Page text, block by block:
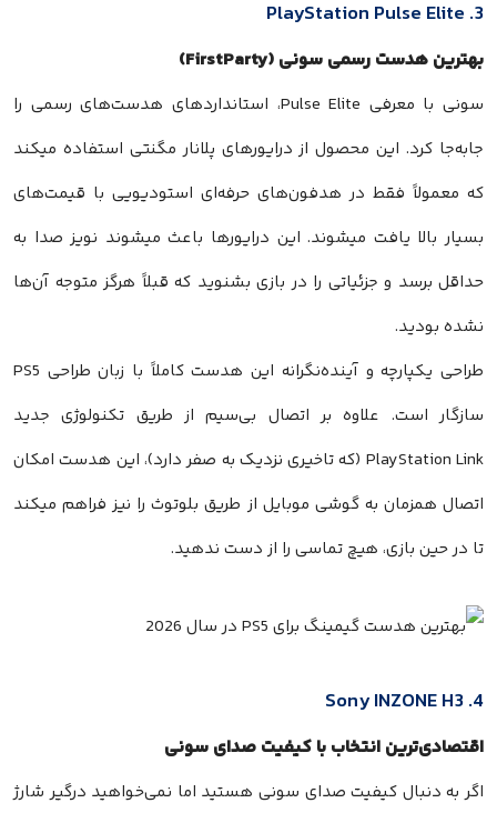
3. PlayStation Pulse Elite
بهترین هدست رسمی سونی (FirstParty)
سونی با معرفی Pulse Elite، استانداردهای هدست‌های رسمی را
جابه‌جا کرد. این محصول از درایورهای پلانار مگنتی استفاده میکند
که معمولاً فقط در هدفون‌های حرفه‌ای استودیویی با قیمت‌های
بسیار بالا یافت میشوند. این درایورها باعث میشوند نویز صدا به
حداقل برسد و جزئیاتی را در بازی بشنوید که قبلاً هرگز متوجه آن‌ها
نشده بودید.
طراحی یکپارچه و آینده‌نگرانه این هدست کاملاً با زبان طراحی PS5
سازگار است. علاوه بر اتصال بی‌سیم از طریق تکنولوژی جدید
PlayStation Link (که تاخیری نزدیک به صفر دارد)، این هدست امکان
اتصال همزمان به گوشی موبایل از طریق بلوتوث را نیز فراهم میکند
تا در حین بازی، هیچ تماسی را از دست ندهید.
4. Sony INZONE H3
اقتصادی‌ترین انتخاب با کیفیت صدای سونی
اگر به دنبال کیفیت صدای سونی هستید اما نمی‌خواهید درگیر شارژ